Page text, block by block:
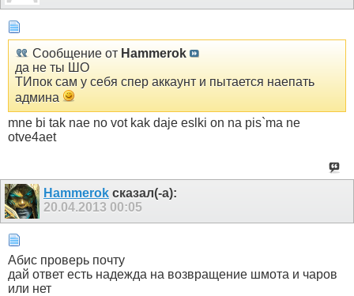
Сообщение от Hammerok
да не ты ШО
ТИпок сам у себя спер аккаунт и пытается наепать
админа
mne bi tak nae no vot kak daje eslki on na pis`ma ne
otve4aet
Hammerok сказал(-а):
20.04.2013 00:05
Абис проверь почту
дай ответ есть надежда на возвращение шмота и чаров
или нет